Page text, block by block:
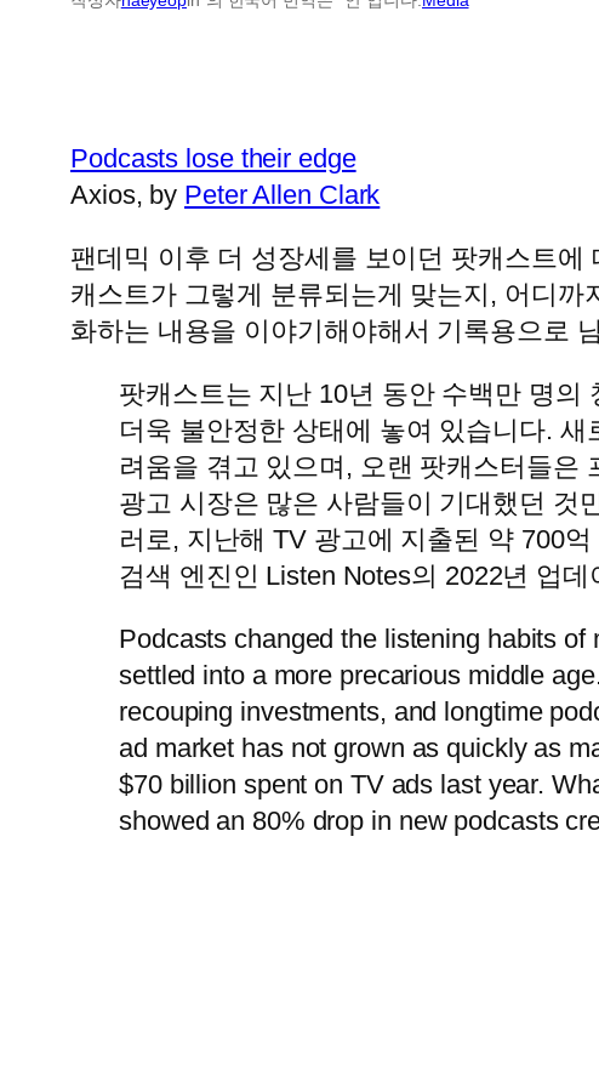
Podcasts lose their edge
Axios, by Peter Allen Clark
팬데믹 이후 더 성장세를 보이던 팟캐스트
캐스트가 그렇게 분류되는게 맞는지, 어디
화하는 내용을 이야기해야해서 기록용으로
팟캐스트는 지난 10년 동안 수백만 명의
더욱 불안정한 상태에 놓여 있습니다.
려움을 겪고 있으며, 오랜 팟캐스터들은
광고 시장은 많은 사람들이 기대했던 것
러로, 지난해 TV 광고에 지출된 약 700
검색 엔진인 Listen Notes의 2022년 업
Podcasts changed the listening habits
settled into a more precarious middle
recouping investments, and longtime
ad market has not grown as quickly as
$70 billion spent on TV ads last year.
showed an 80% drop in new podcasts